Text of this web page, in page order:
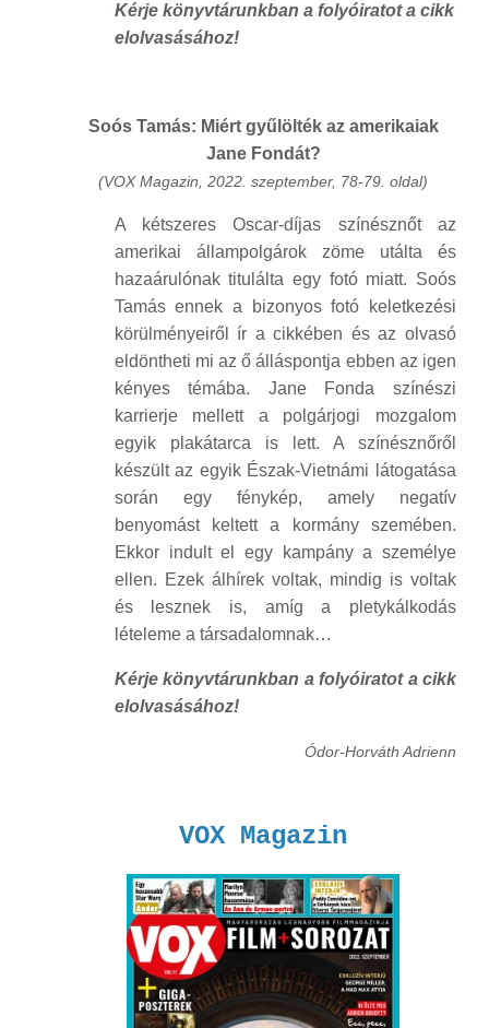
Kérje könyvtárunkban a folyóiratot a cikk
elolvasásához!
Soós Tamás: Miért gyűlölték az amerikaiak
Jane Fondát?
(VOX Magazin, 2022. szeptember, 78-79. oldal)
A kétszeres Oscar-díjas színésznőt az
amerikai állampolgárok zöme utálta és
hazaárulónak titulálta egy fotó miatt. Soós
Tamás ennek a bizonyos fotó keletkezési
körülményeiről ír a cikkében és az olvasó
eldöntheti mi az ő álláspontja ebben az igen
kényes témába. Jane Fonda színészi
karrierje mellett a polgárjogi mozgalom
egyik plakátarca is lett. A színésznőről
készült az egyik Észak-Vietnámi látogatása
során egy fénykép, amely negatív
benyomást keltett a kormány szemében.
Ekkor indult el egy kampány a személye
ellen. Ezek álhírek voltak, mindig is voltak
és lesznek is, amíg a pletykálkodás
lételeme a társadalomnak…
Kérje könyvtárunkban a folyóiratot a cikk
elolvasásához!
Ódor-Horváth Adrienn
VOX Magazin